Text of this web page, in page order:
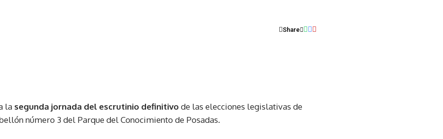
Share
la segunda jornada del escrutinio definitivo de las elecciones legislativas de
número 3 del Parque del Conocimiento de Posadas.